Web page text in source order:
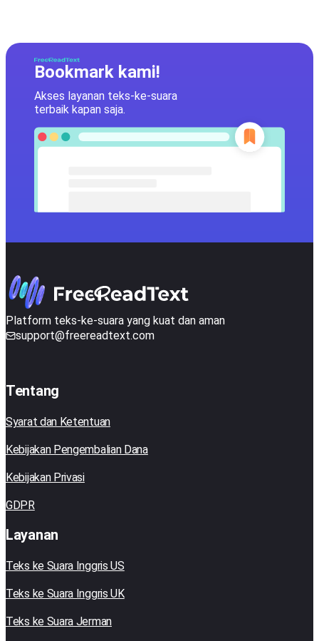
Bookmark kami!
Akses layanan teks-ke-suara
terbaik kapan saja.
Platform teks-ke-suara yang kuat dan aman
support@freereadtext.com
Tentang
Syarat dan Ketentuan
Kebijakan Pengembalian Dana
Kebijakan Privasi
GDPR
Layanan
Teks ke Suara Inggris US
Teks ke Suara Inggris UK
Teks ke Suara Jerman